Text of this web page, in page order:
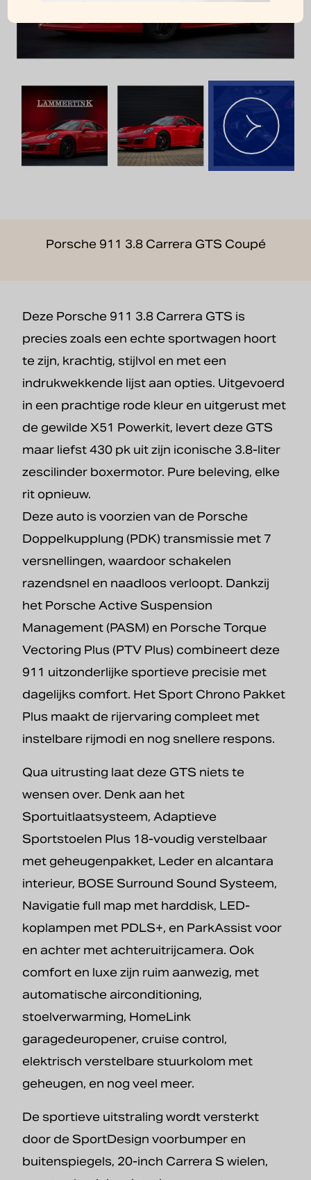
Porsche 911 3.8 Carrera GTS Coupé
Deze Porsche 911 3.8 Carrera GTS is
precies zoals een echte sportwagen hoort
te zijn, krachtig, stijlvol en met een
indrukwekkende lijst aan opties. Uitgevoerd
in een prachtige rode kleur en uitgerust met
de gewilde X51 Powerkit, levert deze GTS
maar liefst 430 pk uit zijn iconische 3.8-liter
zescilinder boxermotor. Pure beleving, elke
rit opnieuw.
Deze auto is voorzien van de Porsche
Doppelkupplung (PDK) transmissie met 7
versnellingen, waardoor schakelen
razendsnel en naadloos verloopt. Dankzij
het Porsche Active Suspension
Management (PASM) en Porsche Torque
Vectoring Plus (PTV Plus) combineert deze
911 uitzonderlijke sportieve precisie met
dagelijks comfort. Het Sport Chrono Pakket
Plus maakt de rijervaring compleet met
instelbare rijmodi en nog snellere respons.
Qua uitrusting laat deze GTS niets te
wensen over. Denk aan het
Sportuitlaatsysteem, Adaptieve
Sportstoelen Plus 18-voudig verstelbaar
met geheugenpakket, Leder en alcantara
interieur, BOSE Surround Sound Systeem,
Navigatie full map met harddisk, LED-
koplampen met PDLS+, en ParkAssist voor
en achter met achteruitrijcamera. Ook
comfort en luxe zijn ruim aanwezig, met
automatische airconditioning,
stoelverwarming, HomeLink
garagedeuropener, cruise control,
elektrisch verstelbare stuurkolom met
geheugen, en nog veel meer.
De sportieve uitstraling wordt versterkt
door de SportDesign voorbumper en
buitenspiegels, 20-inch Carrera S wielen,